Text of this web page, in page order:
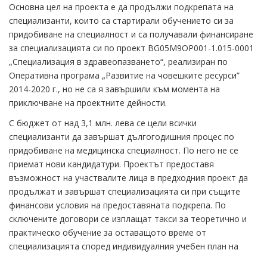
Основна цел на проекта е да продължи подкрепата на
специализанти, които са стартирали обучението си за
придобиване на специалност и са получавали финансиране
за специализацията си по проект BG05M9OP001-1.015-0001
„Специализация в здравеопазването“, реализиран по
Оперативна програма „Развитие на човешките ресурси”
2014-2020 г., но не са я завършили към момента на
приключване на проектните дейности.
С бюджет от над 3,1 млн. лева се цели всички
специализанти да завършат дългогодишния процес по
придобиване на медицинска специалност. По него не се
приемат нови кандидатури. Проектът предоставя
възможност на участвалите лица в предходния проект да
продължат и завършат специализацията си при същите
финансови условия на предоставяната подкрепа. По
сключените договори се изплащат такси за теоретично и
практическо обучение за оставащото време от
специализацията според индивидуалния учебен план на